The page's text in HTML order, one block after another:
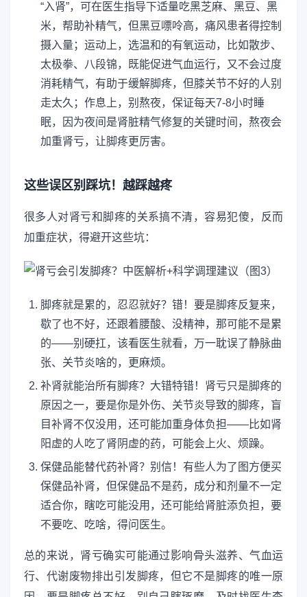
“入肾”，可在医生指导下适量吃黑芝麻、黑豆、黑
米，帮助补精气，但黑豆嘌呤高，痛风患者得控制
摄入量；运动上，选温和的有氧运动，比如散步、
太极拳、八段锦，既能促进气血运行，又不会过度
消耗精气，有助于缓解脚疼，但膝关节不好的人别
走太久；作息上，别熬夜，保证每天7-8小时睡
眠，因为夜间是肾脏精气修复的关键时间，熬夜会
加重肾亏，让脚疼更厉害。
这些误区别踩坑！越踩越疼
很多人对肾亏和脚疼的关系搞不清，容易犯傻，反而
加重症状，得避开这些坑：
脚疼就是累的，忍忍就好？错！要是脚疼反复来，
歇了也不好，还跟着腰酸、没精神，那可能不是累
的——别硬扛，该看医生就看，万一耽误了静脉曲
张、关节炎啥的，更麻烦。
补肾就能治所有脚疼？大错特错！肾亏只是脚疼的
原因之一，要是你是外伤、关节炎导致的脚疼，盲
目补肾不仅没用，还可能加重身体负担——比如肾
阳虚的人吃了肾阴虚的药，可能会上火、烦躁。
保健品能替代药补肾？别信！有些人为了图方便买
保健品补肾，但保健品不是药，成分和剂量不一定
适合你，瞎吃可能没用，还可能给肾脏添负担，要
不要吃、吃啥，得问医生。
总的来说，肾亏确实可能通过影响骨头滋养、气血运
行、代谢废物排出引发脚疼，但它不是脚疼的唯一原